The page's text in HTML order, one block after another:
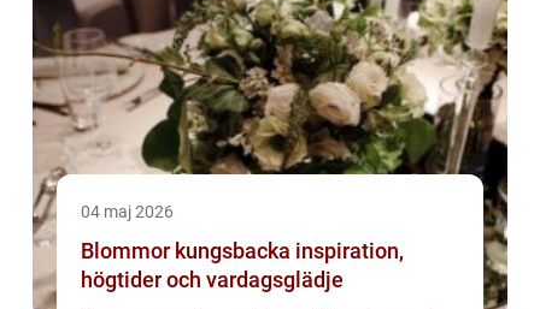
04 maj 2026
Blommor kungsbacka inspiration,
högtider och vardagsglädje